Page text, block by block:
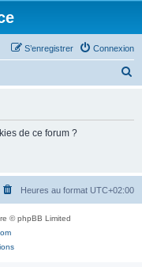
Connexion
S’enregistrer
h
de ce forum ?
Heures au format UTC+02:00
© phpBB Limited